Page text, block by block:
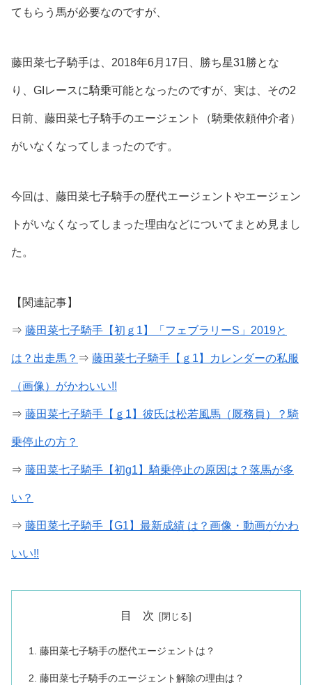
てもらう馬が必要なのですが、
藤田菜七子騎手は、2018年6月17日、勝ち星31勝とな
り、GIレースに騎乗可能となったのですが、実は、その2
日前、 藤田菜七子騎手のエージェント（騎乗依頼仲介者）
がいなくなってしまったのです。
今回は、藤田菜七子騎手の歴代エージェントやエージェン
トがいなくなってしまった理由などについてまとめ見まし
た。
【関連記事】
⇒ 藤田菜七子騎手【初ｇ1】「フェブラリーS」2019と
は？出走馬？ ⇒ 藤田菜七子騎手【ｇ1】カレンダーの私服
（画像）がかわいい!!
⇒ 藤田菜七子騎手【ｇ1】彼氏は松若風馬（厩務員）？騎
乗停止の方？
⇒ 藤田菜七子騎手【初g1】騎乗停止の原因は？落馬が多
い？
⇒ 藤田菜七子騎手【G1】最新成績 は？画像・動画がかわ
いい!!
目 次
藤田菜七子騎手の歴代エージェントは？
藤田菜七子騎手のエージェント解除の理由は？